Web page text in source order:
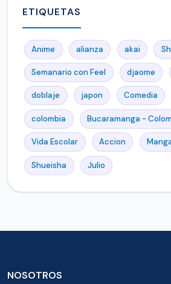
ETIQUETAS
Anime alianza akai
Semanario con Feel djaome
doblaje japon Comedia
colombia Bucaramanga -
Vida Escolar Accion
Shueisha Julio
NOSOTROS